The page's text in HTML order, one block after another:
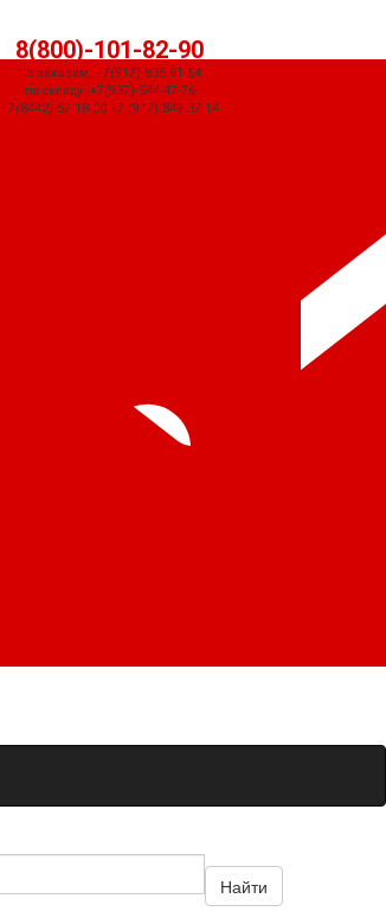
8(800)-101-82-90
по заказам: +7(917)-836-91-54
по складу: +7(937)-544-47-76
+7(8442)-57-18-00 +7 (917) 849-37-14
Найти